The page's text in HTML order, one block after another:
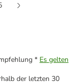
* Es gelten
der letzten 30